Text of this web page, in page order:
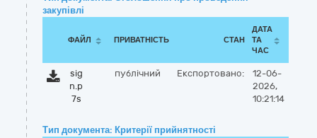
закупівлі
ФАЙЛ ПРИВАТНІСТЬ СТАН
ДАТА
ТА
ЧАС
sig
n.p
7s
публічний Експортовано:
12-06-
2026,
10:21:14
Тип документа: Критерії прийнятності